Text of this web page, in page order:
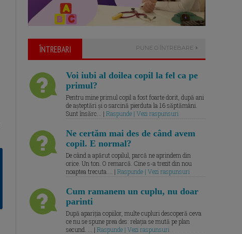
ÎNTREBARI PUNE O ÎNTREBARE
Voi iubi al doilea copil la fel ca pe
primul?
Pentru mine primul copil a fost foarte dorit, după ani
de așteptări și o sarcină pierduta la 16 săptămâni.
Sunt însărc... | Raspunde | Vezi raspunsuri
Ne certăm mai des de când avem
copil. E normal?
De când a apărut copilul, parcă ne aprindem din
orice. Un ton. O remarcă. Cine s-a trezit din nou
noaptea trecuta.... | Raspunde | Vezi raspunsuri
Cum ramanem un cuplu, nu doar
parinti
După apariția copiilor, multe cupluri descoperă ceva
ce nu se spune prea des: relația se mută pe plan
secund. ... | Raspunde | Vezi raspunsuri